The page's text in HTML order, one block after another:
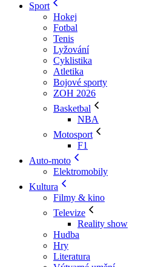
Sport
Hokej
Fotbal
Tenis
Lyžování
Cyklistika
Atletika
Bojové sporty
ZOH 2026
Basketbal
NBA
Motosport
F1
Auto-moto
Elektromobily
Kultura
Filmy & kino
Televize
Reality show
Hudba
Hry
Literatura